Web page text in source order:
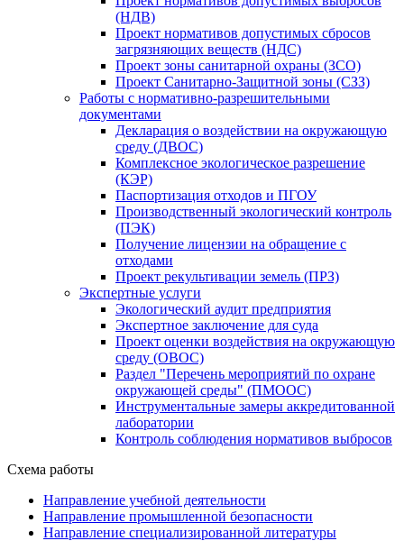
(НДВ)
Проект нормативов допустимых сбросов
загрязняющих веществ (НДС)
Проект зоны санитарной охраны (ЗСО)
Проект Санитарно-Защитной зоны (СЗЗ)
Работы с нормативно-разрешительными
документами
Декларация о воздействии на окружающую
среду (ДВОС)
Комплексное экологическое разрешение
(КЭР)
Паспортизация отходов и ПГОУ
Производственный экологический контроль
(ПЭК)
Получение лицензии на обращение с
отходами
Проект рекультивации земель (ПРЗ)
Экспертные услуги
Экологический аудит предприятия
Экспертное заключение для суда
Проект оценки воздействия на окружающую
среду (ОВОС)
Раздел "Перечень мероприятий по охране
окружающей среды" (ПМООС)
Инструментальные замеры аккредитованной
лаборатории
Контроль соблюдения нормативов выбросов
Схема работы
Направление учебной деятельности
Направление промышленной безопасности
Направление специализированной литературы